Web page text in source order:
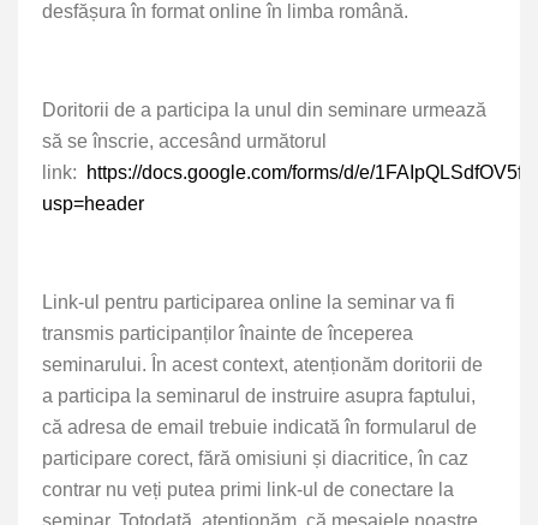
desfășura în format online în limba română.
Doritorii de a participa la unul din seminare urmează
să se înscrie, accesând următorul
link:
https://docs.google.com/forms/d/e/
usp=header
Link-ul pentru participarea online la seminar va fi
transmis participanților înainte de începerea
seminarului. În acest context, atenționăm doritorii de
a participa la seminarul de instruire asupra faptului,
că adresa de email trebuie indicată în formularul de
participare corect, fără omisiuni și diacritice, în caz
contrar nu veți putea primi link-ul de conectare la
seminar. Totodată, atenționăm, că mesajele noastre,